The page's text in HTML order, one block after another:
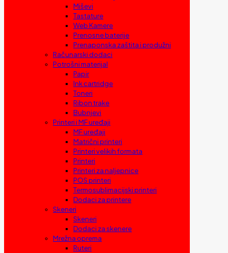
Miševi
Tastature
Web Kamere
Prenosne baterije
Prenaponska zaštita i produžni
Računarski dodaci
Potrošni materijal
Papir
Ink cartridge
Toneri
Ribon trake
Bubnjevi
Printeri i MF uređaji
MF uređaji
Matrični printeri
Printeri velikih formata
Printeri
Printeri za naljepnice
POS printeri
Termosublimacijski printeri
Dodaci za printere
Skeneri
Skeneri
Dodaci za skenere
Mrežna oprema
Ruteri